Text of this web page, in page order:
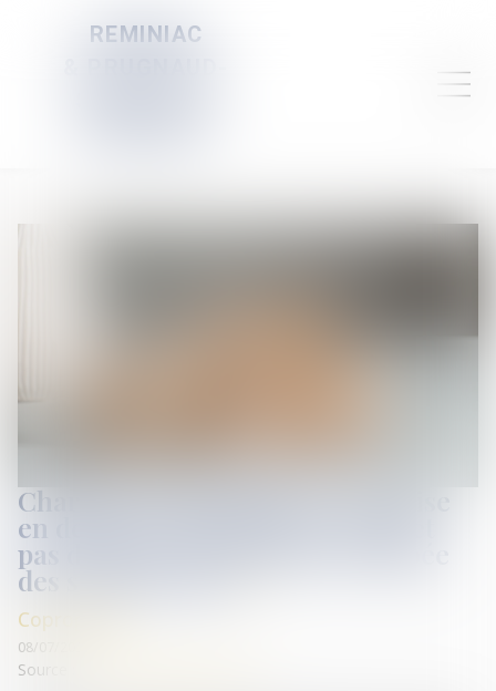
REMINIAC
Charges de copropriété : une mise
en demeure imprécise ne permet
pas d'obtenir l'exigibilité anticipée
des sommes dues
Copropriété
08/07/2026
Source :